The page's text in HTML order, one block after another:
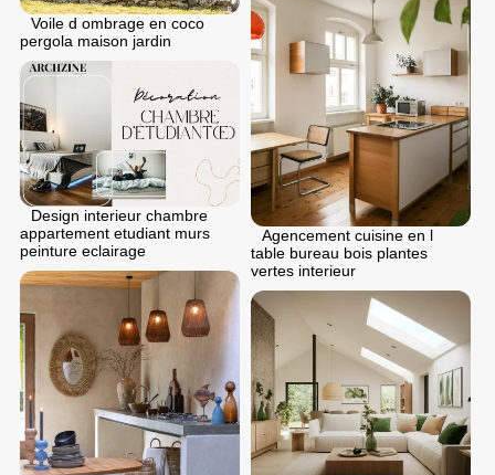
Voile d ombrage en coco
pergola maison jardin
Agencement cuisine en l
table bureau bois plantes
vertes interieur
Design interieur chambre
appartement etudiant murs
peinture eclairage